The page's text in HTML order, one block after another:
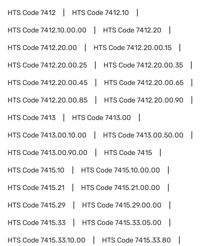
HTS Code7412 HTS Code7412.10
HTS Code7412.10.00.00 HTS Code7412.20
HTS Code7412.20.00 HTS Code7412.20.00.15
HTS Code7412.20.00.25 HTS Code7412.20.00.35
HTS Code7412.20.00.45 HTS Code7412.20.00.65
HTS Code7412.20.00.85 HTS Code7412.20.00.90
HTS Code7413 HTS Code7413.00
HTS Code7413.00.10.00 HTS Code7413.00.50.00
HTS Code7413.00.90.00 HTS Code7415
HTS Code7415.10 HTS Code7415.10.00.00
HTS Code7415.21 HTS Code7415.21.00.00
HTS Code7415.29 HTS Code7415.29.00.00
HTS Code7415.33 HTS Code7415.33.05.00
HTS Code7415.33.10.00 HTS Code7415.33.80